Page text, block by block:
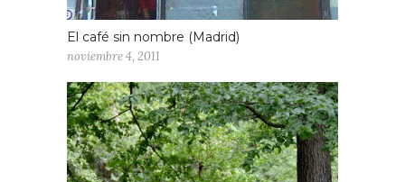
El café sin nombre (Madrid)
noviembre 4, 2011